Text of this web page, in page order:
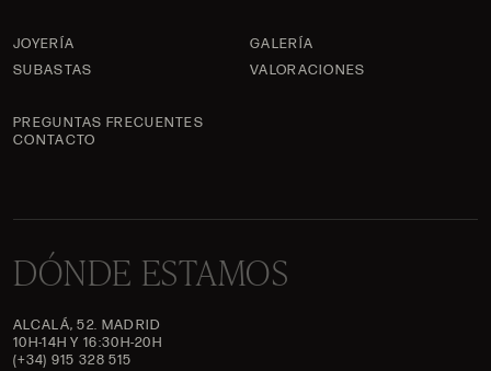
JOYERÍA
GALERÍA
SUBASTAS
VALORACIONES
PREGUNTAS FRECUENTES
CONTACTO
DÓNDE ESTAMOS
ALCALÁ, 52. MADRID
10H-14H Y 16:30H-20H
(+34) 915 328 515